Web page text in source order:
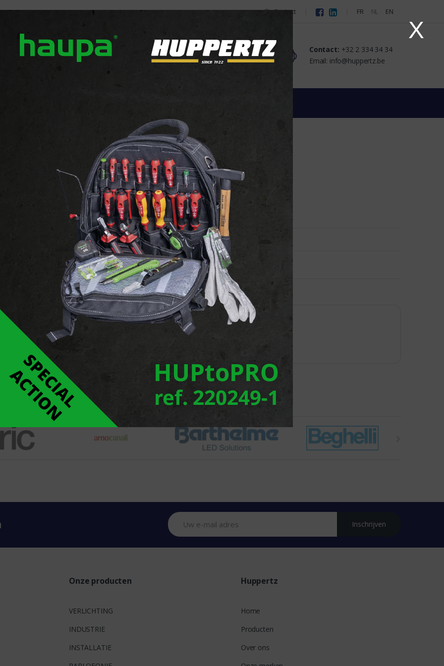
X
Contact FR NL EN
ons Onze merken Nieuws Downloads Contact
Contact: +32 2 334 34 34
Email: info@huppertz.be
Drivers RADIUM - Materialen, LED-apparatuur
RADIUM - Materialen, LED-apparatuur
Bekijk de website van de leverancier
Rapporteer een fout
Links
RADIUM - Materialen, LED-apparatuur
Inschrijven
Onze producten
VERLICHTING
INDUSTRIE
INSTALLATIE
Huppertz
Home
Producten
Over ons